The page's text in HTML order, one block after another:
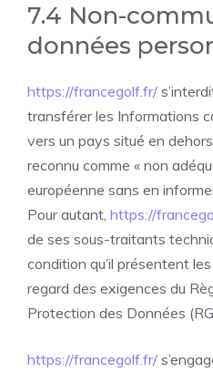
7.4 Non-
données
https://francegolf.fr/
transférer les Informations
vers un pays situé en
reconnu comme « non
européenne sans en
Pour autant, https://
de ses sous-traitants
condition qu’il présentent
regard des exigences du
Protection des Données
https://francegolf.fr/